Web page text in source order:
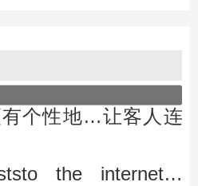
个性地…让客人连
the internet…